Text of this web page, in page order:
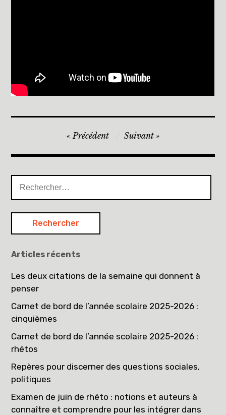
Navigation
de
Précédent Suivant
Articles récents
Les deux citations de la semaine qui donnent à
penser
Carnet de bord de l’année scolaire 2025-2026 :
cinquièmes
Carnet de bord de l’année scolaire 2025-2026 :
rhétos
Repères pour discerner des questions sociales,
politiques
Examen de juin de rhéto : notions et auteurs à
connaître et comprendre pour les intégrer dans